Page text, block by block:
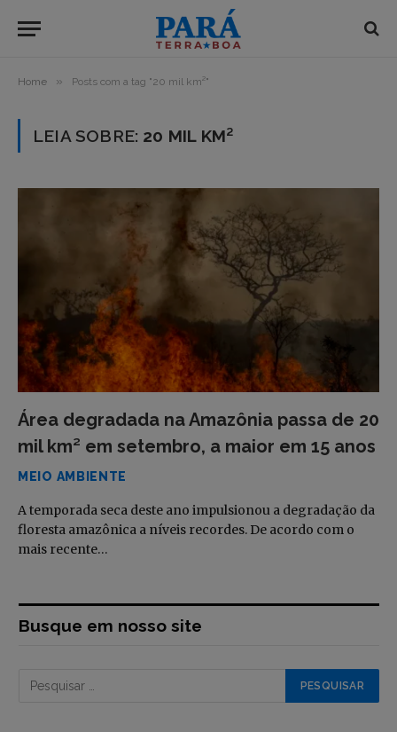
Home » Posts com a tag "20 mil km²"
LEIA SOBRE: 20 MIL KM²
Área degradada na Amazônia passa de 20
mil km² em setembro, a maior em 15 anos
MEIO AMBIENTE
A temporada seca deste ano impulsionou a degradação da
floresta amazônica a níveis recordes. De acordo com o
mais recente…
Busque em nosso site